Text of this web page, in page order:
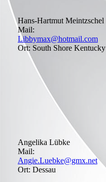
Hans-Hartmut Meintzschel
Mail:
Libbymax@hotmail.com
Ort: South Shore Kentucky
Angelika Lübke
Mail:
Angie.Luebke@gmx.net
Ort: Dessau